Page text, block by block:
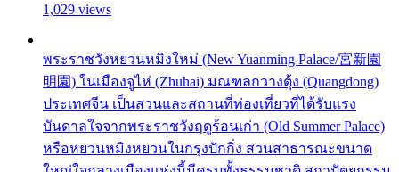
1,029 views
พระราชวังหยวนหมิงใหม่ (New Yuanming Palace/宮新園
明園) ในเมืองจูไห่ (Zhuhai) มณฑลกวางตุ้ง (Quangdong)
ประเทศจีน เป็นสวนและสถานที่ท่องเที่ยวที่ได้รับแรง
บันดาลใจจากพระราชวังฤดูร้อนเก่า (Old Summer Palace)
หรือหยวนหมิงหยวนในกรุงปักกิ่ง สวนสาธารณะขนาด